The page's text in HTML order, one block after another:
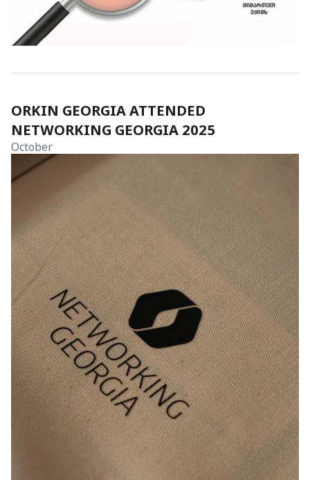
ORKIN GEORGIA ATTENDED
NETWORKING GEORGIA 2025
October